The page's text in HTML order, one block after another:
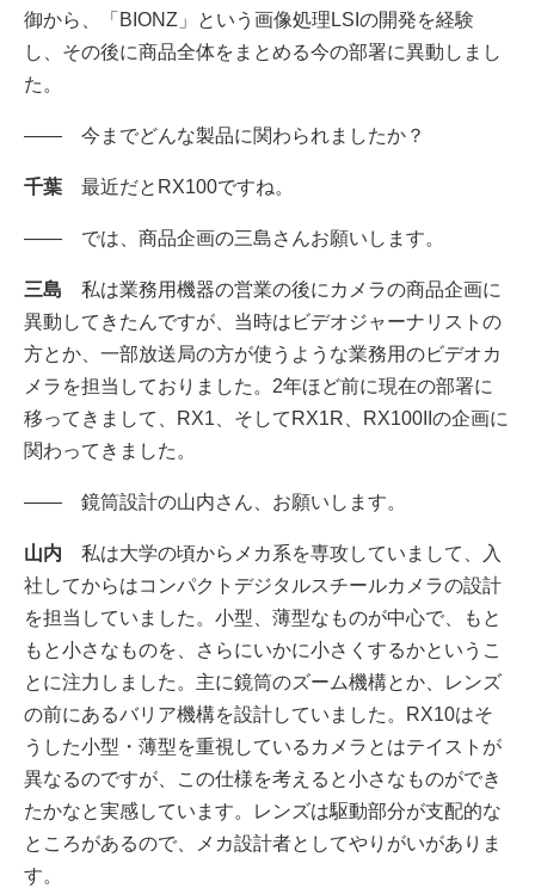
御から、「BIONZ」という画像処理LSIの開発を経験
し、その後に商品全体をまとめる今の部署に異動しまし
た。
―― 今までどんな製品に関わられましたか？
千葉 最近だとRX100ですね。
―― では、商品企画の三島さんお願いします。
三島 私は業務用機器の営業の後にカメラの商品企画に
異動してきたんですが、当時はビデオジャーナリストの
方とか、一部放送局の方が使うような業務用のビデオカ
メラを担当しておりました。2年ほど前に現在の部署に
移ってきまして、RX1、そしてRX1R、RX100IIの企画に
関わってきました。
―― 鏡筒設計の山内さん、お願いします。
山内 私は大学の頃からメカ系を専攻していまして、入
社してからはコンパクトデジタルスチールカメラの設計
を担当していました。小型、薄型なものが中心で、もと
もと小さなものを、さらにいかに小さくするかというこ
とに注力しました。主に鏡筒のズーム機構とか、レンズ
の前にあるバリア機構を設計していました。RX10はそ
うした小型・薄型を重視しているカメラとはテイストが
異なるのですが、この仕様を考えると小さなものができ
たかなと実感しています。レンズは駆動部分が支配的な
ところがあるので、メカ設計者としてやりがいがありま
す。